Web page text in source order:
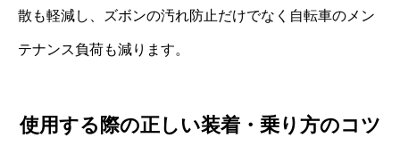
散も軽減し、ズボンの汚れ防止だけでなく自転車のメン
テナンス負荷も減ります。
使用する際の正しい装着・乗り方のコツ